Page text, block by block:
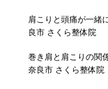
肩こりと頭痛が一緒
良市 さくら整体院
巻き肩と肩こりの関
奈良市 さくら整体院